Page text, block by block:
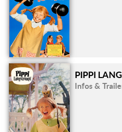
PIPPI
Infos &